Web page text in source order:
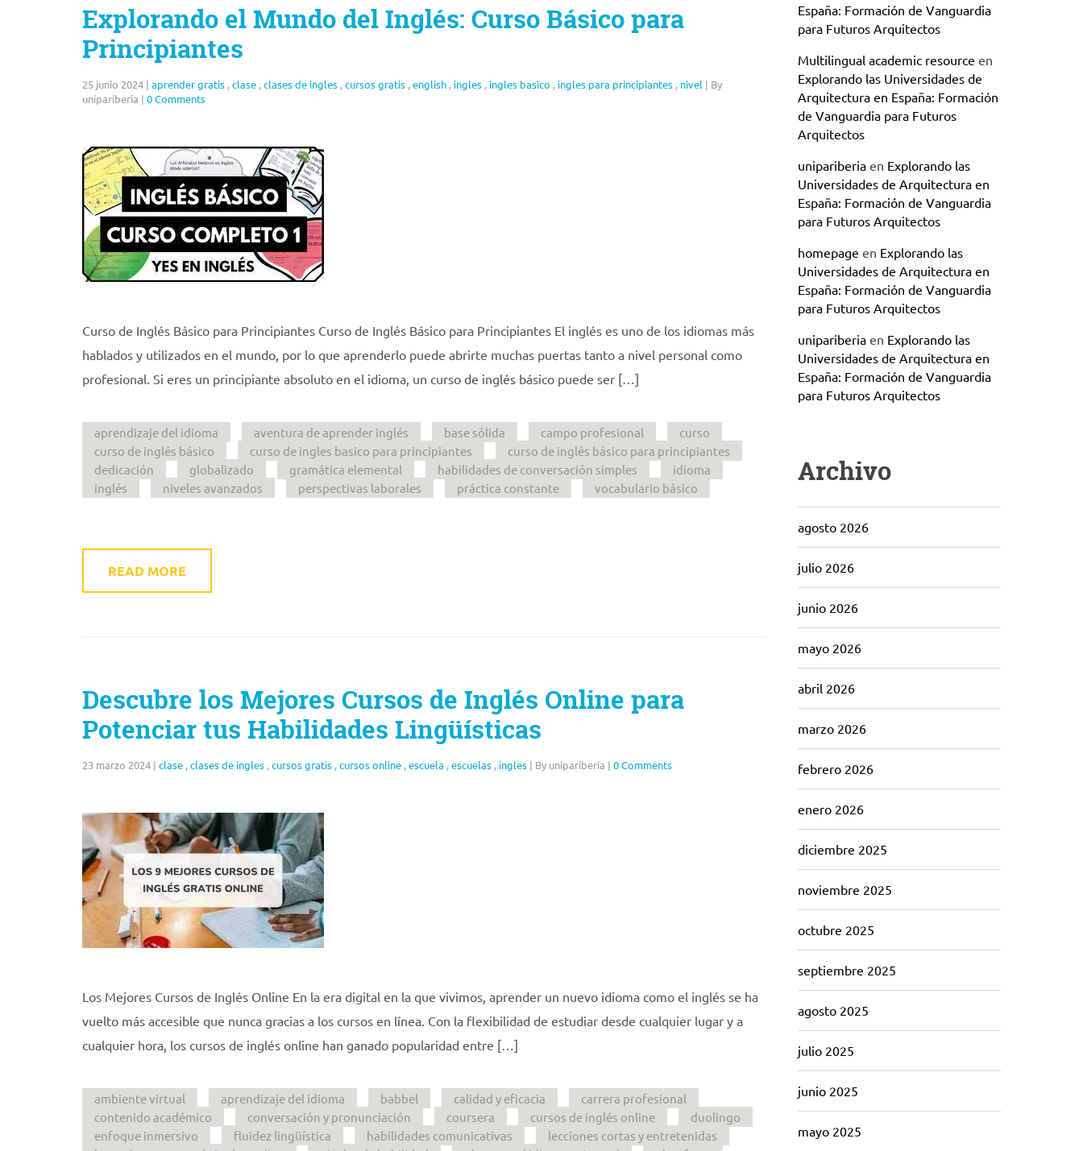
Explorando el Mundo del Inglés: Curso Básico para
Principiantes
25 junio 2024 | aprender gratis ,clase ,clases de ingles ,cursos gratis ,english , ingles , ingles basico , ingles para principiantes , nivel | By
unipariberia | 0 Comments
Curso de Inglés Básico para Principiantes Curso de Inglés Básico para Principiantes El inglés es uno de los idiomas más
hablados y utilizados en el mundo, por lo que aprenderlo puede abrirte muchas puertas tanto a nivel personal como
profesional. Si eres un principiante absoluto en el idioma, un curso de inglés básico puede ser […]
aprendizaje del idioma aventura de aprender inglés base sólida campo profesional
curso
curso de inglés básico
curso de ingles basico para principiantes
curso de inglés básico para principiantes
dedicación
globalizado gramática elemental habilidades de conversación simples
idioma
inglés
niveles avanzados perspectivas laborales práctica constante vocabulario básico
READ MORE
Descubre los Mejores Cursos de Inglés Online para
Potenciar tus Habilidades Lingüísticas
23 marzo 2024 | clase ,clases de ingles ,cursos gratis ,cursos online ,escuela ,escuelas , ingles | By unipariberia | 0 Comments
Los Mejores Cursos de Inglés Online En la era digital en la que vivimos, aprender un nuevo idioma como el inglés se ha
vuelto más accesible que nunca gracias a los cursos en línea. Con la flexibilidad de estudiar desde cualquier lugar y a
cualquier hora, los cursos de inglés online han ganado popularidad entre […]
ambiente virtual aprendizaje del idioma babbel calidad y eficacia
carrera profesional
contenido académico
conversación y pronunciación coursera cursos de inglés online
duolingo
enfoque inmersivo
fluidez lingüística habilidades comunicativas
lecciones cortas y entretenidas
España: Formación de Vanguardia
para Futuros Arquitectos
Multilingual academic resource en
Explorando las Universidades de
Arquitectura en España: Formación
de Vanguardia para Futuros
Arquitectos
unipariberiaen Explorando las
Universidades de Arquitectura en
España: Formación de Vanguardia
para Futuros Arquitectos
homepage en Explorando las
Universidades de Arquitectura en
España: Formación de Vanguardia
para Futuros Arquitectos
unipariberiaen Explorando las
Universidades de Arquitectura en
España: Formación de Vanguardia
para Futuros Arquitectos
Archivo
agosto 2026
julio 2026
junio 2026
mayo 2026
abril 2026
marzo 2026
febrero 2026
enero 2026
diciembre 2025
noviembre 2025
octubre 2025
septiembre 2025
agosto 2025
julio 2025
junio 2025
mayo 2025